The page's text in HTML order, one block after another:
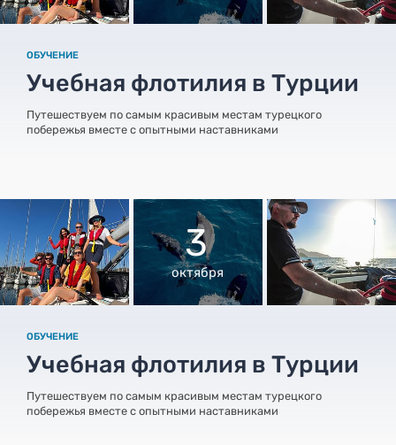
ОБУЧЕНИЕ
Учебная флотилия в Турции
Путешествуем по самым красивым местам турецкого
побережья вместе с опытными наставниками
3
октября
ОБУЧЕНИЕ
Учебная флотилия в Турции
Путешествуем по самым красивым местам турецкого
побережья вместе с опытными наставниками